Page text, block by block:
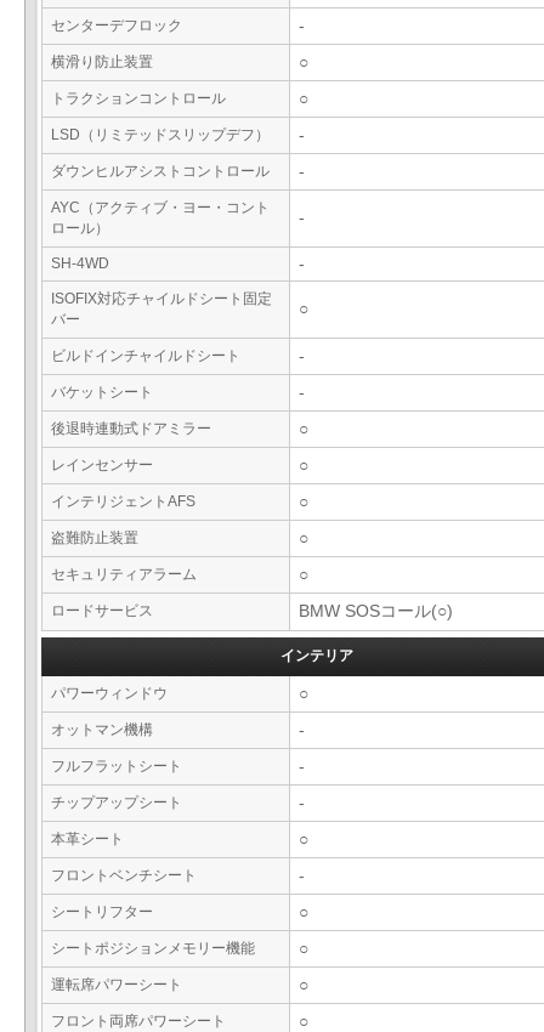
センターデフロック -
横滑り防止装置 ○
トラクションコントロール ○
LSD（リミテッドスリップデフ） -
ダウンヒルアシストコントロール -
AYC（アクティブ・ヨー・コント
ロール）
-
SH-4WD -
ISOFIX対応チャイルドシート固定
バー
○
ビルドインチャイルドシート -
バケットシート -
後退時連動式ドアミラー ○
レインセンサー ○
インテリジェントAFS ○
盗難防止装置 ○
セキュリティアラーム ○
ロードサービス BMW SOSコール(○)
インテリア
パワーウィンドウ ○
オットマン機構 -
フルフラットシート -
チップアップシート -
本革シート ○
フロントベンチシート -
シートリフター ○
シートポジションメモリー機能 ○
運転席パワーシート ○
フロント両席パワーシート ○